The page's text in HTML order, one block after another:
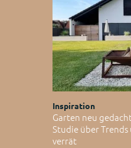
Inspiration
Garten neu
Studie über
verrät